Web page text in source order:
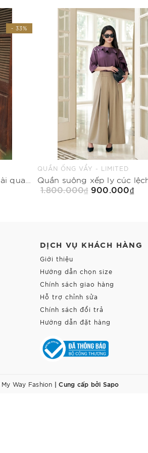
- 33%
QUẦN ỐNG VẨY - LIMITED
1.800.000₫ 900.000₫
DỊCH VỤ KHÁCH HÀNG
Giới thiệu
Hướng dẫn chọn size
Chính sách giao hàng
Hỗ trợ chỉnh sửa
Chính sách đổi trả
Hướng dẫn đặt hàng
My Way Fashion | Cung cấp bởi Sapo